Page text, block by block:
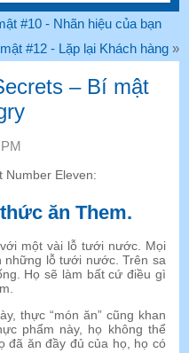
#10 - Nhãn hiệu của bạn
#12 - Lặp lại Khách hàng»
– Bí mật
Number Eleven:
ăn Them.
một vài lỗ tưới nước. Mọi
những lỗ tưới nước. Trên sa
Họ sẽ làm bất cứ điều gì
thực “món ăn” cũng khan
phẩm này, họ không thể
đã ăn đầy đủ của họ, họ có